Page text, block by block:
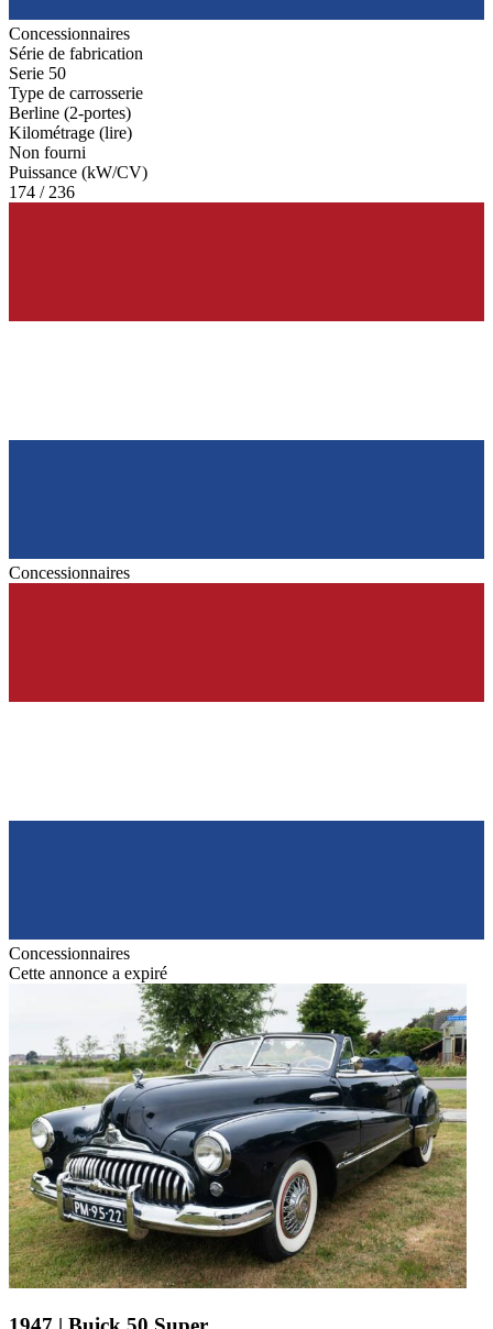
Concessionnaires
Série de fabrication
Serie 50
Type de carrosserie
Berline (2-portes)
Kilométrage (lire)
Non fourni
Puissance (kW/CV)
174 / 236
Concessionnaires
Concessionnaires
Cette annonce a expiré